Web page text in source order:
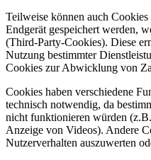
Teilweise können auch
Endgerät gespeichert werden,
(Third-Party-Cookies). Diese
Nutzung bestimmter
Cookies zur Abwicklung von
Cookies haben verschiedene
technisch notwendig, da
nicht funktionieren würden
Anzeige von Videos). Andere
Nutzerverhalten auszuwerten